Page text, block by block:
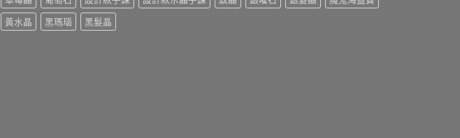
黃水晶
黑瑪瑙 黑髮晶